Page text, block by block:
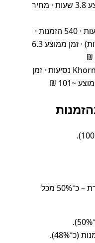
(4,034 ביקורות) · זמן ממוצע 3.8 שעות · מחיר
SIMA Express – 114 נסיעות · 540 הזמנות ·
דירוג 4.31/5 (1,064 ביקורות) · זמן ממוצע 6.3
Khorn Rado VIP Express – 72 נסיעות · זמן
הדרך המועדפת כרגע היא מעבורת – כ־50% מכל